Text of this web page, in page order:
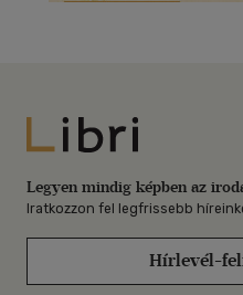
Libri
Legyen mindig képben az
Iratkozzon fel legfrissebb
Hírlevél-